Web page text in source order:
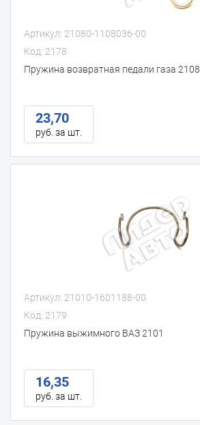
Артикул: 21080-1108036-00
Код: 2178
Пружина возвратная педали газа 2108
23,70
руб. за шт.
Артикул: 21010-1601188-00
Код: 2179
Пружина выжимного ВАЗ 2101
16,35
руб. за шт.